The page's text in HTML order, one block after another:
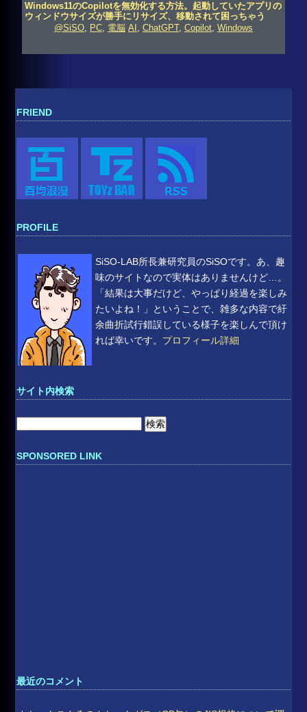
Windows11のCopilotを無効化する方法。起動していたアプリの
ウィンドウサイズが勝手にリサイズ、移動されて困っちゃう
@SiSO, PC, 電脳 AI , ChatGPT, Copilot, Windows
FRIEND
PROFILE
SiSO-LAB所長兼研究員のSiSOです。あ、趣
味のサイトなので実体はありませんけど…。
「結果は大事だけど、やっぱり経過を楽しみ
たいよね！」ということで、雑多な内容で紆
余曲折試行錯誤している様子を楽しんで頂け
れば幸いです。 プロフィール詳細
サイト内検索
SPONSORED LINK
最近のコメント